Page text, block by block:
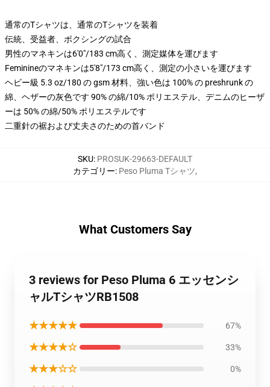
通常のTシャツは、通常のTシャツを装着
伝統、受益者、ボクシングの試合
男性のマネキンは6'0"/183 cm高く、測定媒体を運びます
Feminineのマネキンは5'8"/173 cm高く、測定の小さいを運びます
ヘビー級 5.3 oz/180 の gsm 材料、強い色は 100% の preshrunk の
綿、ヘザーの灰色です 90% の綿/10% ポリエステル、デニムのヒーザ
ーは 50% の綿/50% ポリエステルです
二重針の裾および丈夫さのための首バンド
SKU: PROSUK-29663-DEFAULT
カテゴリー: Peso Pluma Tシャツ,
What Customers Say
3 reviews for Peso Pluma 6 エッセンシ
ャルTシャツRB1508
★★★★★ 67%
★★★★☆ 33%
★★★☆☆ 0%